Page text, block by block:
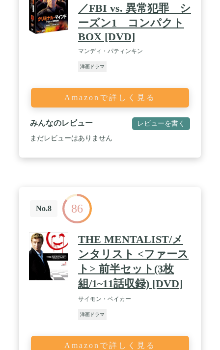
／FBI vs. 異常犯罪 シ
ーズン1 コンパクト
BOX [DVD]
マンディ・パティンキン
洋画ドラマ
Amazonで詳しく見る
みんなのレビュー レビューを書く
まだレビューはありません
No.8 86
THE MENTALIST/メ
ンタリスト <ファース
ト> 前半セット(3枚
組/1~11話収録) [DVD]
サイモン・ベイカー
洋画ドラマ
Amazonで詳しく見る